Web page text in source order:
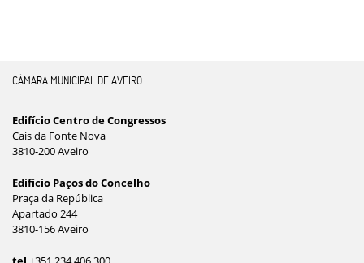
CÂMARA MUNICIPAL DE AVEIRO
Edifício Centro de Congressos
Cais da Fonte Nova
3810-200 Aveiro
Edifício Paços do Concelho
Praça da República
Apartado 244
3810-156 Aveiro